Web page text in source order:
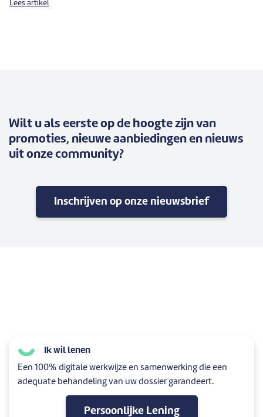
Lees artikel
Wilt u als eerste op de hoogte zijn van
promoties, nieuwe aanbiedingen en nieuws
uit onze community?
Inschrijven op onze nieuwsbrief
Ik wil lenen
Een 100% digitale werkwijze en samenwerking die een
adequate behandeling van uw dossier garandeert.
Persoonlijke Lening